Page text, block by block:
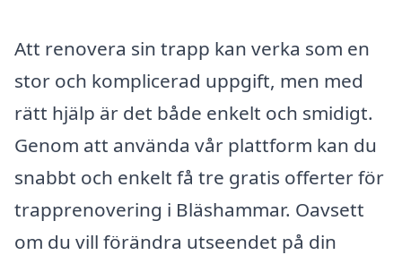
Att renovera sin trapp kan verka som en
stor och komplicerad uppgift, men med
rätt hjälp är det både enkelt och smidigt.
Genom att använda vår plattform kan du
snabbt och enkelt få tre gratis offerter för
trapprenovering i Bläshammar. Oavsett
om du vill förändra utseendet på din